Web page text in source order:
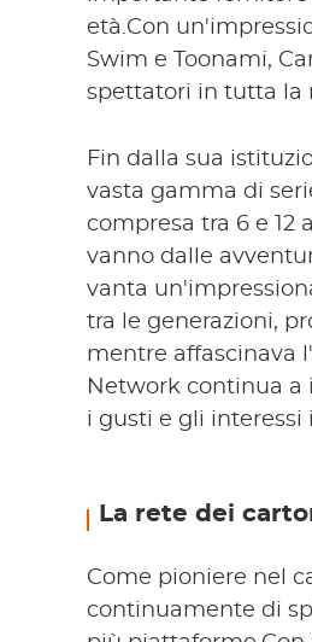
età.Con
Swim e Toonami,
spettatori in tutta la
Fin dalla sua
vasta gamma di
compresa tra 6 e 12
vanno dalle
vanta
tra le generazioni,
mentre affascinava
Network continua a
i gusti e gli interessi
La rete dei
Come pioniere nel
continuamente di